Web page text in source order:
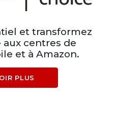
et transformez
centres de
et à Amazon.
PLUS